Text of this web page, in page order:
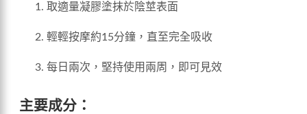
取適量凝膠塗抹於陰莖表面
輕輕按摩約15分鐘，直至完全吸收
每日兩次，堅持使用兩周，即可見效
主要成分：